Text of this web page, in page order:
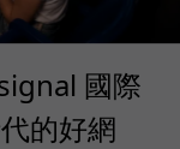
國際
的好網